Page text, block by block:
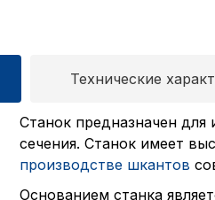
Технические
Станок предназначен для
сечения. Станок имеет
производстве шкантов
Основанием станка